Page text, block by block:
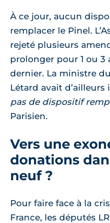
À ce jour, aucun
remplacer le Pinel.
rejeté plusieurs
prolonger pour 1 ou 3
dernier. La ministre
Létard avait d’ailleurs
pas de dispositif
Parisien.
Vers une
donations
neuf ?
Pour faire face à la
France, les députés